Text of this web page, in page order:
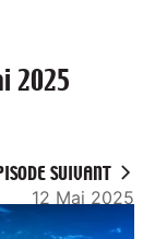
2025
SUIVANT
12 Mai 2025